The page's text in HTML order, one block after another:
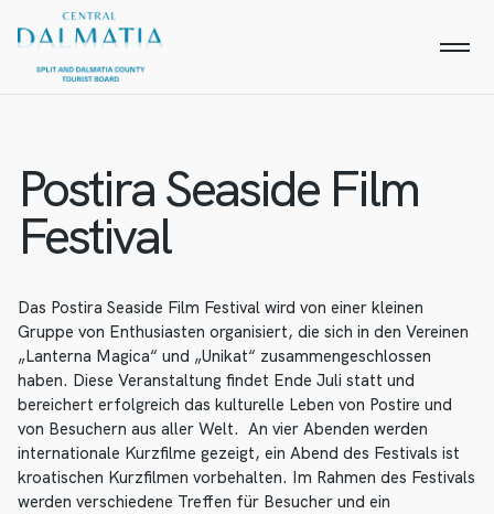
Postira Seaside Film
Festival
Das Postira Seaside Film Festival wird von einer kleinen
Gruppe von Enthusiasten organisiert, die sich in den Vereinen
„Lanterna Magica“ und „Unikat“ zusammengeschlossen
haben. Diese Veranstaltung findet Ende Juli statt und
bereichert erfolgreich das kulturelle Leben von Postire und
von Besuchern aus aller Welt. An vier Abenden werden
internationale Kurzfilme gezeigt, ein Abend des Festivals ist
kroatischen Kurzfilmen vorbehalten. Im Rahmen des Festivals
werden verschiedene Treffen für Besucher und ein